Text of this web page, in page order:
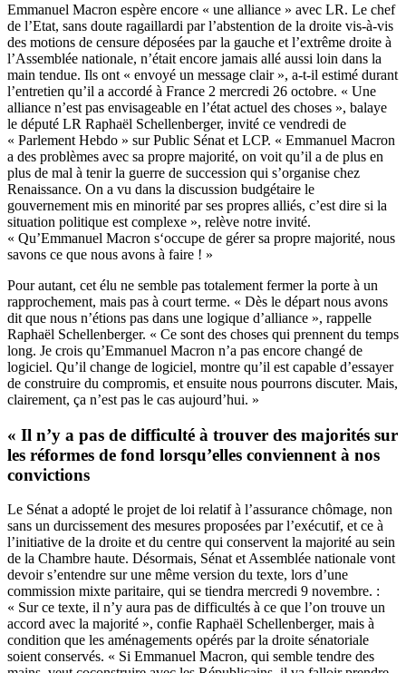
Emmanuel Macron espère encore « une alliance » avec LR. Le chef
de l’Etat, sans doute ragaillardi parl’abstention de la droite vis-à-vis
des motions de censure déposées par la gauche et l’extrême droite à
l’Assemblée nationale, n’était encore jamais allé aussi loin dans la
main tendue. Ils ont « envoyé un message clair », a-t-il estimé durant
l’entretien qu’il a accordé à France 2 mercredi 26 octobre. « Une
alliance n’est pas envisageable en l’état actuel des choses », balaye
le député LR Raphaël Schellenberger, invité ce vendredi de
« Parlement Hebdo » sur Public Sénat et LCP. « Emmanuel Macron
a des problèmes avec sa propre majorité, on voit qu’il a de plus en
plus de mal à tenir la guerre de succession qui s’organise chez
Renaissance. On a vu dans la discussion budgétaire le
gouvernement mis en minorité par ses propres alliés, c’est dire si la
situation politique est complexe », relève notre invité.
« Qu’Emmanuel Macron s‘occupe de gérer sa propre majorité, nous
savons ce que nous avons à faire ! »
Pour autant, cet élu ne semble pas totalement fermer la porte à un
rapprochement, mais pas à court terme. « Dès le départ nous avons
dit que nous n’étions pas dans une logique d’alliance », rappelle
Raphaël Schellenberger. « Ce sont des choses qui prennent du temps
long. Je crois qu’Emmanuel Macron n’a pas encore changé de
logiciel. Qu’il change de logiciel, montre qu’il est capable d’essayer
de construire du compromis, et ensuite nous pourrons discuter. Mais,
clairement, ça n’est pas le cas aujourd’hui. »
« Il n’y a pas de difficulté à trouver des majorités sur
les réformes de fond lorsqu’elles conviennent à nos
convictions
Le Sénat a adopté le projet de loi relatif à l’assurance chômage, non
sans un durcissement des mesures proposées par l’exécutif, et ce à
l’initiative de la droite et du centre qui conservent la majorité au sein
de la Chambre haute. Désormais, Sénat et Assemblée nationale vont
devoir s’entendre sur une même version du texte, lors d’une
commission mixte paritaire, qui se tiendra mercredi 9 novembre. :
« Sur ce texte, il n’y aura pas de difficultés à ce que l’on trouve un
accord avec la majorité », confie Raphaël Schellenberger, mais à
condition que les aménagements opérés par la droite sénatoriale
soient conservés. « Si Emmanuel Macron, qui semble tendre des